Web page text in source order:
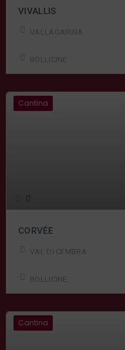
VIVALLIS
VALLAGARINA
BOLLICINE
Cantina
CORVÉE
VAL DI CEMBRA
BOLLICINE
Cantina